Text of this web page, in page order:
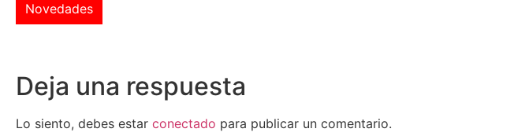
Novedades
Deja una respuesta
Lo siento, debes estar conectado para publicar un comentario.